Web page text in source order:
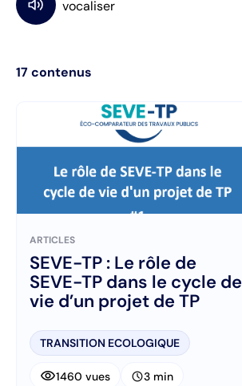
17contenus
ARTICLES
SEVE-TP : Le rôle de
SEVE-TP dans le cycle de
vie d’un projet de TP
TRANSITION ECOLOGIQUE
visibility1460 vues schedule3 min